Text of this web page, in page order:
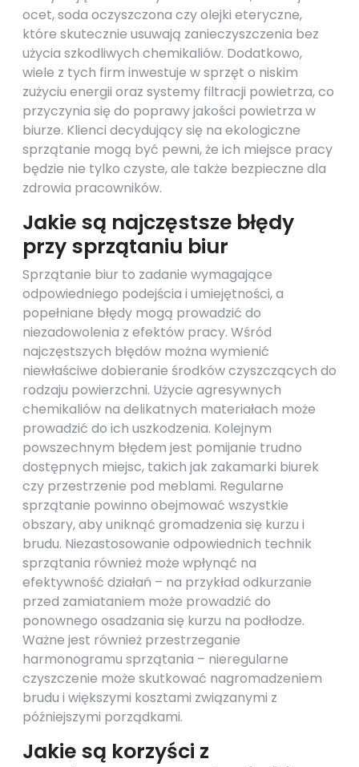
ocet, soda oczyszczona czy olejki eteryczne,
które skutecznie usuwają zanieczyszczenia bez
użycia szkodliwych chemikaliów. Dodatkowo,
wiele z tych firm inwestuje w sprzęt o niskim
zużyciu energii oraz systemy filtracji powietrza, co
przyczynia się do poprawy jakości powietrza w
biurze. Klienci decydujący się na ekologiczne
sprzątanie mogą być pewni, że ich miejsce pracy
będzie nie tylko czyste, ale także bezpieczne dla
zdrowia pracowników.
Jakie są najczęstsze błędy
przy sprzątaniu biur
Sprzątanie biur to zadanie wymagające
odpowiedniego podejścia i umiejętności, a
popełniane błędy mogą prowadzić do
niezadowolenia z efektów pracy. Wśród
najczęstszych błędów można wymienić
niewłaściwe dobieranie środków czyszczących do
rodzaju powierzchni. Użycie agresywnych
chemikaliów na delikatnych materiałach może
prowadzić do ich uszkodzenia. Kolejnym
powszechnym błędem jest pomijanie trudno
dostępnych miejsc, takich jak zakamarki biurek
czy przestrzenie pod meblami. Regularne
sprzątanie powinno obejmować wszystkie
obszary, aby uniknąć gromadzenia się kurzu i
brudu. Niezastosowanie odpowiednich technik
sprzątania również może wpłynąć na
efektywność działań – na przykład odkurzanie
przed zamiataniem może prowadzić do
ponownego osadzania się kurzu na podłodze.
Ważne jest również przestrzeganie
harmonogramu sprzątania – nieregularne
czyszczenie może skutkować nagromadzeniem
brudu i większymi kosztami związanymi z
późniejszymi porządkami.
Jakie są korzyści z